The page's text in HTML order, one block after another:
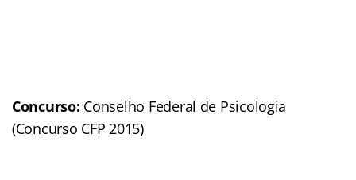
Concurso: Conselho Federal de Psicologia
(Concurso CFP 2015)